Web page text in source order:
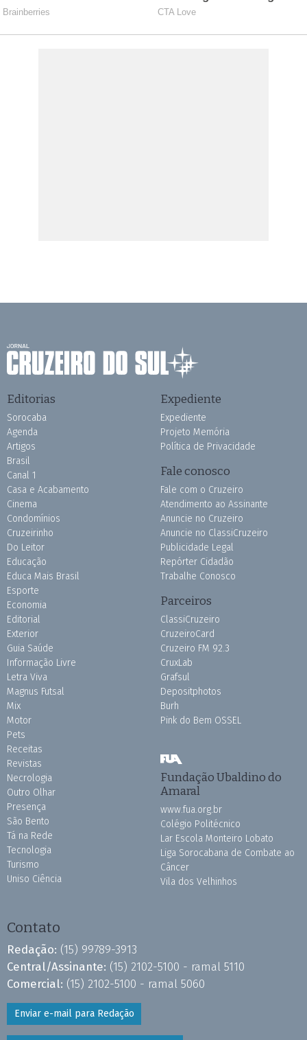
Editorias
Sorocaba
Agenda
Artigos
Brasil
Canal 1
Casa e Acabamento
Cinema
Condomínios
Cruzeirinho
Do Leitor
Educação
Educa Mais Brasil
Esporte
Economia
Editorial
Exterior
Guia Saúde
Informação Livre
Letra Viva
Magnus Futsal
Mix
Motor
Pets
Receitas
Revistas
Necrologia
Outro Olhar
Presença
São Bento
Tá na Rede
Tecnologia
Turismo
Uniso Ciência
Expediente
Expediente
Projeto Memória
Política de Privacidade
Fale conosco
Fale com o Cruzeiro
Atendimento ao Assinante
Anuncie no Cruzeiro
Anuncie no ClassiCruzeiro
Publicidade Legal
Repórter Cidadão
Trabalhe Conosco
Parceiros
ClassiCruzeiro
CruzeiroCard
Cruzeiro FM 92.3
CruxLab
Grafsul
Depositphotos
Burh
Pink do Bem OSSEL
Fundação Ubaldino do
Amaral
www.fua.org.br
Colégio Politécnico
Lar Escola Monteiro Lobato
Liga Sorocabana de Combate ao
Câncer
Vila dos Velhinhos
Contato
Redação: (15) 99789-3913
Central/Assinante: (15) 2102-5100 - ramal 5110
Comercial: (15) 2102-5100 - ramal 5060
Enviar e-mail para Redação